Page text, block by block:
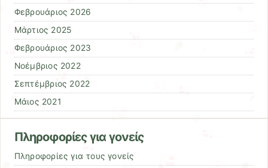
Φεβρουάριος 2026
Μάρτιος 2025
Φεβρουάριος 2023
Νοέμβριος 2022
Σεπτέμβριος 2022
Μάιος 2021
Πληροφορίες για γονείς
Πληροφορίες για τους γονείς